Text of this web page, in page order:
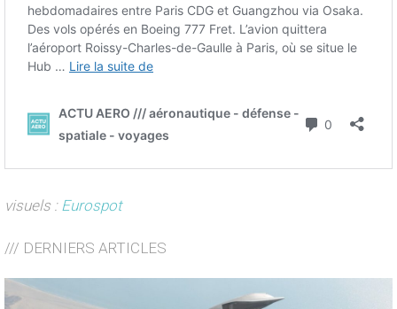
visuels : Eurospot
/// DERNIERS ARTICLES